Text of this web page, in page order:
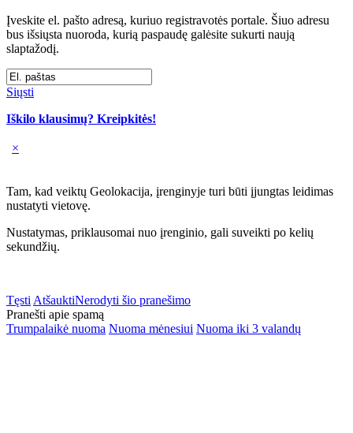
Įveskite el. pašto adresą, kuriuo registravotės portale. Šiuo adresu
bus išsiųsta nuoroda, kurią paspaudę galėsite sukurti naują
slaptažodį.
Siųsti
Iškilo klausimų? Kreipkitės!
×
Tam, kad veiktų Geolokacija, įrenginyje turi būti įjungtas leidimas
nustatyti vietovę.
Nustatymas, priklausomai nuo įrenginio, gali suveikti po kelių
sekundžių.
Tęsti AtšauktiNerodyti šio pranešimo
Pranešti apie spamą
Trumpalaikė nuoma Nuoma mėnesiui Nuoma iki 3 valandų